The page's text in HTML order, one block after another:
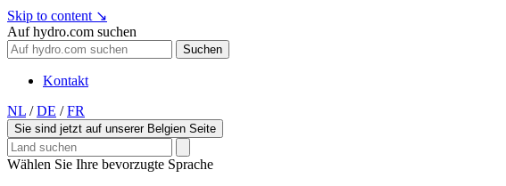
Skip to content ↘
Auf hydro.com suchen
Suchen
Kontakt
NL / DE / FR
Sie sind jetzt auf unserer Belgien Seite
Wählen Sie Ihre bevorzugte Sprache